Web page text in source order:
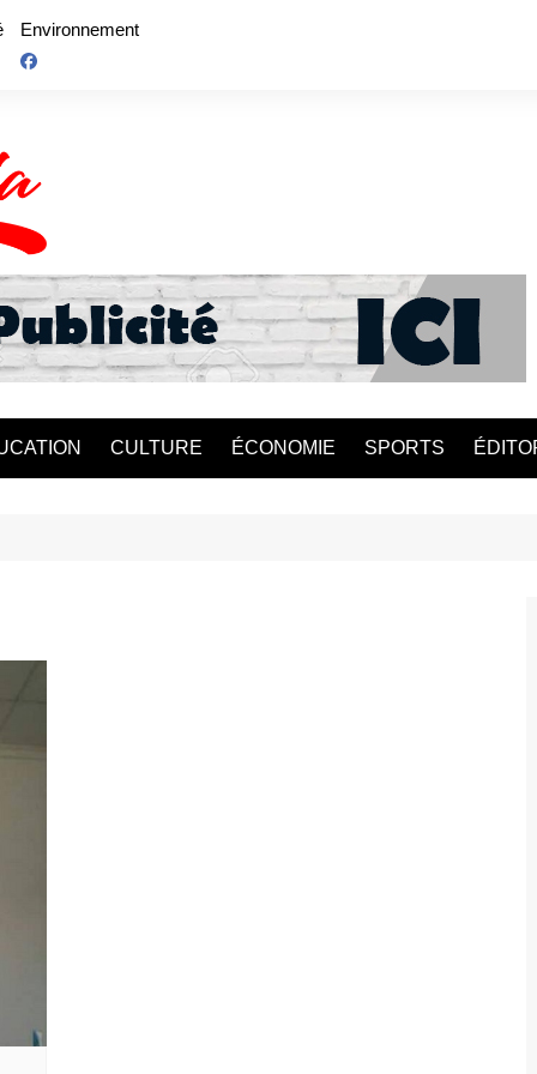
Environnement
CULTURE ÉCONOMIE SPORTS